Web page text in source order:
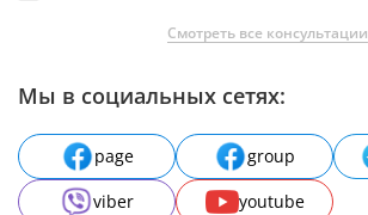
Смотреть все консультации
Мы в социальных сетях:
page group
viber
youtube